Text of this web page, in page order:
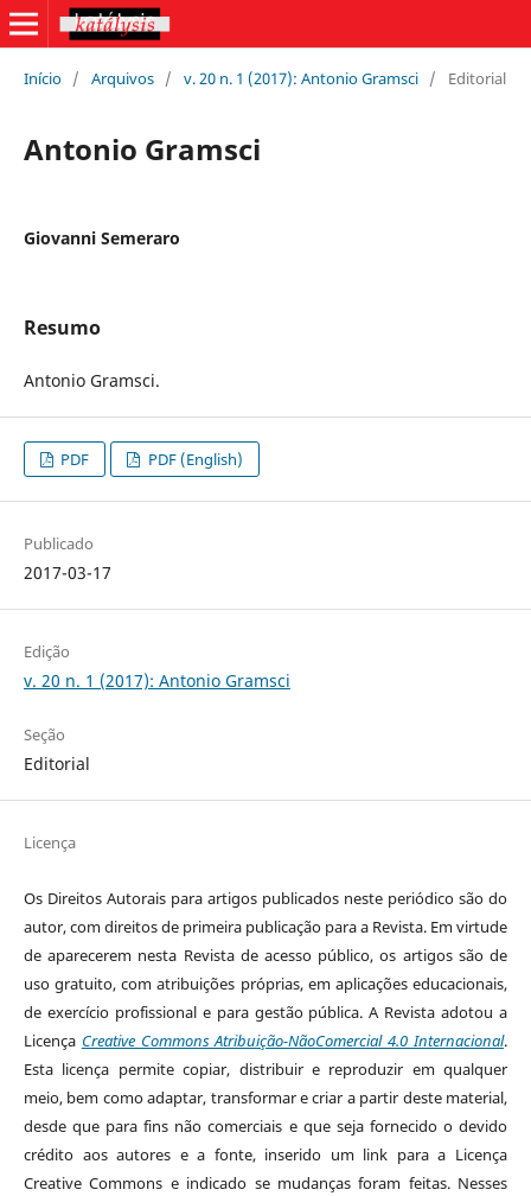
Início / Arquivos / v. 20 n. 1 (2017): Antonio Gramsci / Editorial
Antonio Gramsci
Giovanni Semeraro
Resumo
Antonio Gramsci.
PDF PDF (English)
Publicado
2017-03-17
Edição
v. 20 n. 1 (2017): Antonio Gramsci
Seção
Editorial
Licença
Os Direitos Autorais para artigos publicados neste periódico são do
autor, com direitos de primeira publicação para a Revista. Em virtude
de aparecerem nesta Revista de acesso público, os artigos são de
uso gratuito, com atribuições próprias, em aplicações educacionais,
de exercício profissional e para gestão pública. A Revista adotou a
Licença Creative Commons Atribuição-NãoComercial 4.0 Internacional.
Esta licença permite copiar, distribuir e reproduzir em qualquer
meio, bem como adaptar, transformar e criar a partir deste material,
desde que para fins não comerciais e que seja fornecido o devido
crédito aos autores e a fonte, inserido um link para a Licença
Creative Commons e indicado se mudanças foram feitas. Nesses